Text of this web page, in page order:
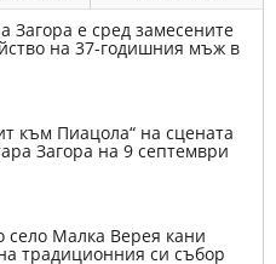
Загора е сред замесените
на 37-годишния мъж в
към Пиацола“ на сцената
Загора на 9 септември
село Малка Верея кани
традиционния си събор